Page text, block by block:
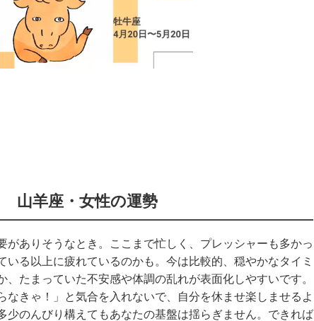
山羊座・女性の運勢
がありそうなとき。ここまで忙しく、プレッシャーも多かっ
いる以上に疲れているのかも。今は比較的、穏やかなタイミ
、たまっていた不安感や体調の乱れが表面化しやすいです。
なきゃ！」と気合を入れないで、自分を休ませ楽しませるよ
少のんびり構えてもあなたの基盤は揺らぎません。できれば